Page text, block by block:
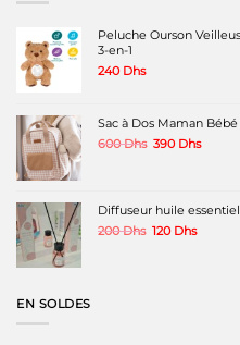
Peluche Ourson
3-en-1
240 Dhs
Sac à Dos Maman
600Dhs Le
600 Dhs.
390 DhsLe
390
Diffuseur huile
200Dhs Le
120 DhsLe
EN SOLDES